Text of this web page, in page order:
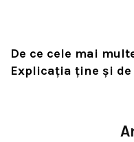
De ce cele mai
Explicația ține și